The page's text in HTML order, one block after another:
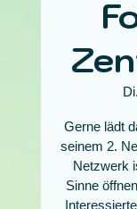
Gerne lädt
seinem 2.
Netzwerk
Sinne